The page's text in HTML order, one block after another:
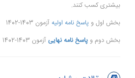
بیشتری کسب کنند.
بخش اول و پاسخ نامه اولیه آزمون 1403-1402
بخش دوم و پاسخ نامه نهایی آزمون 1403-1402